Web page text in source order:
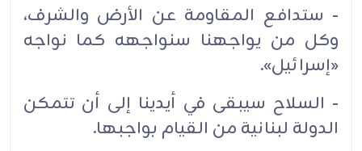
- ستدافع المقاومة عن الأرض والشرف،
وكل من يواجهنا سنواجهه كما نواجه
«إسرائيل».
- السلاح سيبقى في أيدينا إلى أن تتمكن
الدولة لبنانية من القيام بواجبها.